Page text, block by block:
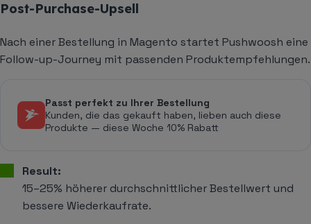
Post-Purchase-Upsell
Nach einer Bestellung in Magento startet Pushwoosh eine
Follow-up-Journey mit passenden Produktempfehlungen.
Passt perfekt zu Ihrer Bestellung
Kunden, die das gekauft haben, lieben auch diese
Produkte — diese Woche 10% Rabatt
Result:
15–25% höherer durchschnittlicher Bestellwert und
bessere Wiederkaufrate.